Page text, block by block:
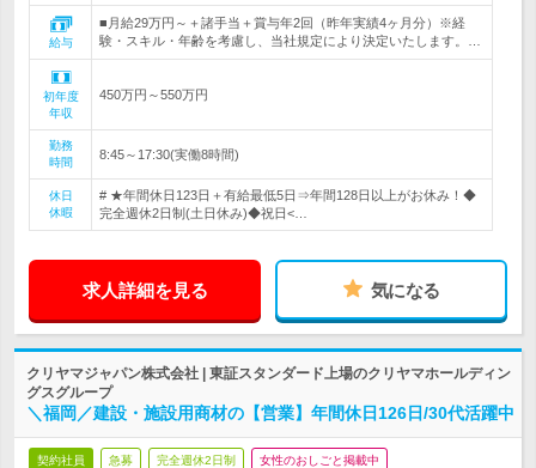
給与
■月給29万円～＋諸手当＋賞与年2回（昨年実績4ヶ月分）※経
験・スキル・年齢を考慮し、当社規定により決定いたします。…
初年度
年収
450万円～550万円
勤務
時間
8:45～17:30(実働8時間)
休日
休暇
# ★年間休日123日＋有給最低5日⇒年間128日以上がお休み！◆
完全週休2日制(土日休み)◆祝日<…
求人詳細を見る 気になる
クリヤマジャパン株式会社 | 東証スタンダード上場のクリヤマホールディン
グスグループ
＼福岡／建設・施設用商材の【営業】年間休日126日/30代活躍中
契約社員 急募 完全週休2日制 女性のおしごと掲載中